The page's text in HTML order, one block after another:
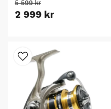
5 599 kr
2 999 kr